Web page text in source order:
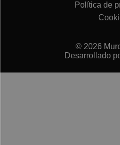
Política de
© 2026
Desarrollado